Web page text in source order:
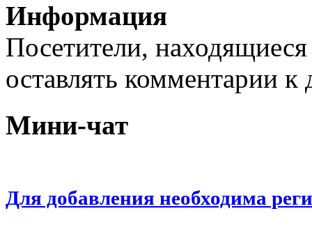
Информация
Посетители,
оставлять комментарии
Мини-чат
Для добавления необходима